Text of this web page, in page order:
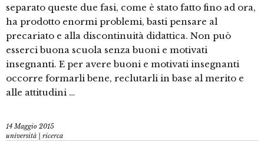
separato queste due fasi, come è stato fatto fino ad ora,
ha prodotto enormi problemi, basti pensare al
precariato e alla discontinuità didattica. Non può
esserci buona scuola senza buoni e motivati
insegnanti. E per avere buoni e motivati insegnanti
occorre formarli bene, reclutarli in base al merito e
alle attitudini …
14 Maggio 2015
università | ricerca